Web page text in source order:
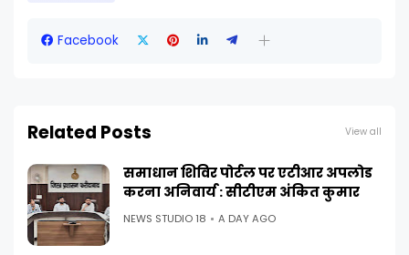
Facebook
Related Posts View all
समाधान शिविर पोर्टल पर एटीआर अपलोड
करना अनिवार्य : सीटीएम अंकित कुमार
NEWS STUDIO 18 A DAY AGO